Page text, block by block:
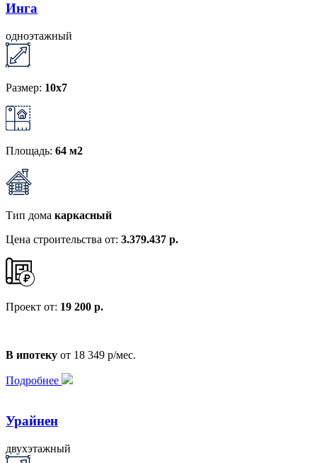
Инга
одноэтажный
Размер: 10х7
Площадь: 64 м2
Тип дома каркасный
Цена строительства от: 3.379.437 р.
Проект от: 19 200 р.
В ипотеку от 18 349 р/мес.
Подробнее
Урайнен
двухэтажный